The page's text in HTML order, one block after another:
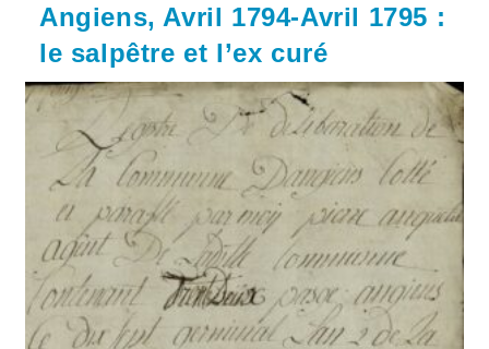
Dans
Le
Canton
De
Veules
Angiens, Avril 1794-Avril 1795 :
le salpêtre et l’ex curé